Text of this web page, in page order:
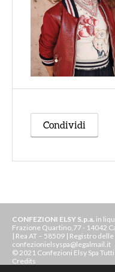
Condividi
CONFEZIONI ELSY S.p.a. in
Frazione Quartino,77 - 14042
| Rea AT – 58509 | Registro
confezionielsyspa@legalmail.it
© 2021 Confezioni Elsy Spa
Credits